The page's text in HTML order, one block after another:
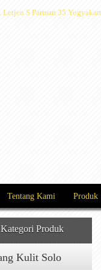
Letjen S Parman 35
Tentang Kami Produk
Kategori Produk
Kulit Solo